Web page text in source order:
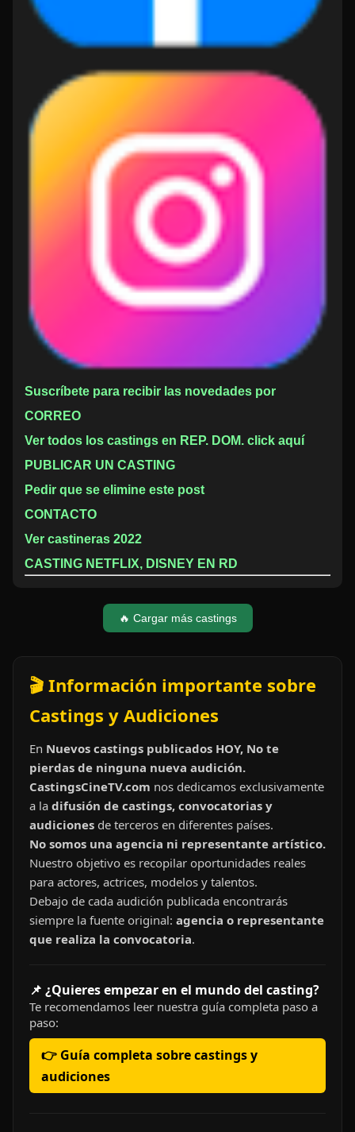
Suscríbete para recibir las novedades por
CORREO
Ver todos los castings en REP. DOM. click aquí
PUBLICAR UN CASTING
Pedir que se elimine este post
CONTACTO
Ver castineras 2022
CASTING NETFLIX, DISNEY EN RD
🔥 Cargar más castings
🎬 Información importante sobre
Castings y Audiciones
En Nuevos castings publicados HOY, No te
pierdas de ninguna nueva audición.
CastingsCineTV.com nos dedicamos exclusivamente
a la difusión de castings, convocatorias y
audiciones de terceros en diferentes países.
No somos una agencia ni representante artístico.
Nuestro objetivo es recopilar oportunidades reales
para actores, actrices, modelos y talentos.
Debajo de cada audición publicada encontrarás
siempre la fuente original: agencia o representante
que realiza la convocatoria.
📌 ¿Quieres empezar en el mundo del casting?
Te recomendamos leer nuestra guía completa paso a
paso:
👉 Guía completa sobre castings y
audiciones